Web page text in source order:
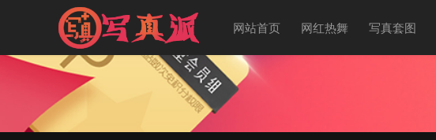
网站首页 网红热舞 写真套图